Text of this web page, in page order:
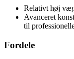
Relativt høj
Avanceret
til
Fordele